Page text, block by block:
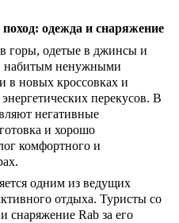
одежда и снаряжение
горы, одетые в джинсы и
набитым ненужными
в новых кроссовках и
перекусов. В
негативные
и хорошо
комфортного и
одним из ведущих
отдыха. Туристы со
снаряжение Rab за его